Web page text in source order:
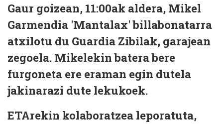
Gaur goizean, 11:00ak aldera, Mikel
Garmendia 'Mantalax' billabonatarra
atxilotu du Guardia Zibilak, garajean
zegoela. Mikelekin batera bere
furgoneta ere eraman egin dutela
jakinarazi dute lekukoek.
ETArekin kolaboratzea leporatuta,